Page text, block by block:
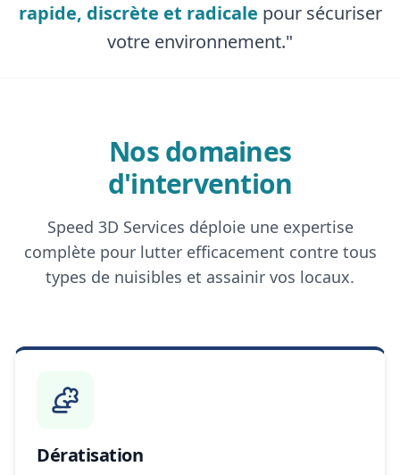
rapide, discrète et radicale pour sécuriser
votre environnement."
Nos domaines
d'intervention
Speed 3D Services déploie une expertise
complète pour lutter efficacement contre tous
types de nuisibles et assainir vos locaux.
Dératisation